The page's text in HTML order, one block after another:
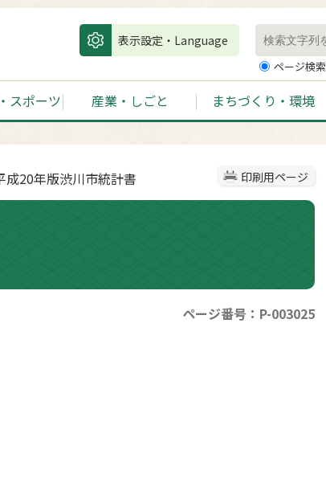
表示設定・Language
ページ検索
スポーツ 産業・しごと まちづくり・環境
印刷用ページ
成20年版渋川市統計書
ページ番号：P-003025